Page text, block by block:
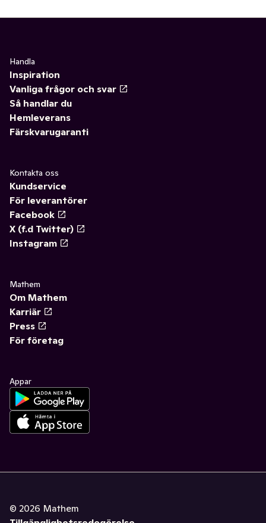
Handla
Inspiration
Vanliga frågor och svar
Så handlar du
Hemleverans
Färskvarugaranti
Kontakta oss
Kundservice
För leverantörer
Facebook
X (f.d Twitter)
Instagram
Mathem
Om Mathem
Karriär
Press
För företag
Appar
© 2026 Mathem